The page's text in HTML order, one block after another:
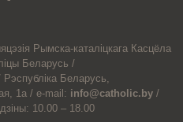
Рымска-каталіцкага Касцёла
Беларусь /
Рэспубліка Беларусь,
1а / e-mail: info@catholic.by /
10.00 – 18.00